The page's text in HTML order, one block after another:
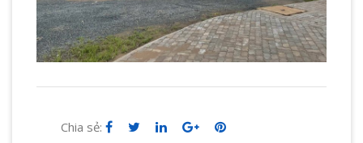
Chia sẻ: